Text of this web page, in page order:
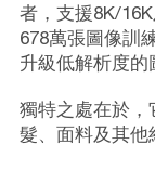
者，支援8K/
678萬張圖像訓
升級低解析度的
獨特之處在於，
髮、面料及其他